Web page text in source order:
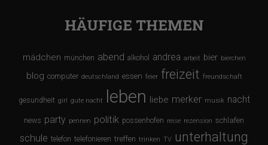
HÄUFIGE THEMEN
mädchen münchen abend alkohol andrea arbeit bier bierchen
blog computer deutschland essen feier freizeit freundschaft
gesundheit girl gute nacht leben liebe merker musik nacht
news party pennen politik possenhofen reise rezension schlafen
schule telefon telefonieren treffen trinken TV unterhaltung